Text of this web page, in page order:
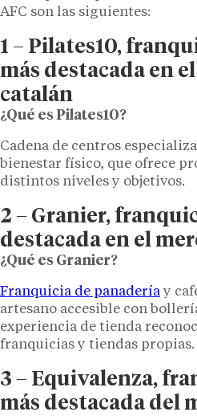
AFC son las siguientes:
1 – Pilates10,
más destacada en
catalán
¿Qué es Pilates10?
Cadena de centros
bienestar físico, que ofrece
distintos niveles y objetivos.
2 – Granier,
destacada en el
¿Qué es Granier?
Franquicia de panaderíay
artesano accesible con
experiencia de tienda
franquicias y tiendas propias.
3 – Equivalenza,
más destacada del